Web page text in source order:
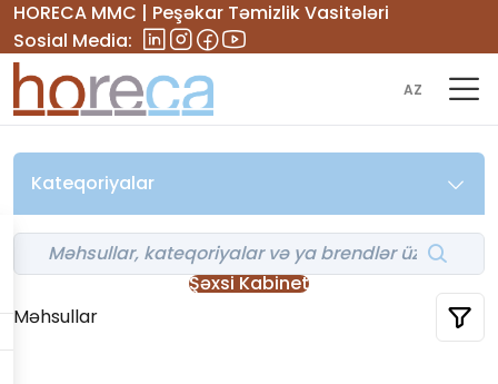
HORECA MMC | Peşəkar Təmizlik Vasitələri
Sosial Media:
AZ
Kateqoriyalar
Şəxsi Kabinet
Məhsullar